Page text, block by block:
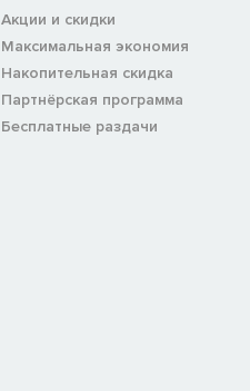
Акции и скидки
Максимальная экономия
Накопительная скидка
Партнёрская программа
Бесплатные раздачи